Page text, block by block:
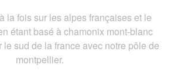
la fois sur les alpes françaises et le
étant basé à chamonix mont-blanc
le sud de la france avec notre pôle de
montpellier.